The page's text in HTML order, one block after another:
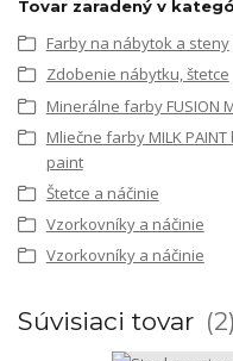
Tovar zaradený v
Farby na nábytok a steny
Zdobenie nábytku, štetce
Minerálne farby FUSION
Mliečne farby MILK PAINT
paint
Štetce a náčinie
Vzorkovníky a náčinie
Vzorkovníky a náčinie
Súvisiaci tovar 2